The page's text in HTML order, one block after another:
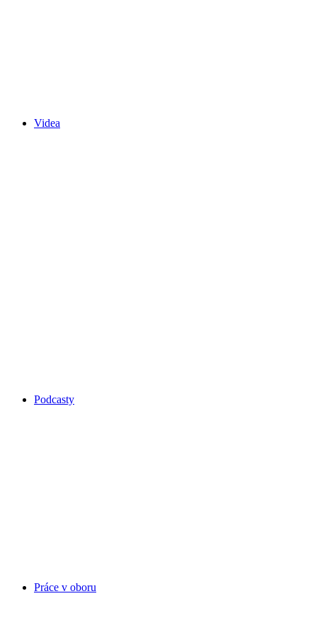
Videa
Podcasty
Práce v oboru